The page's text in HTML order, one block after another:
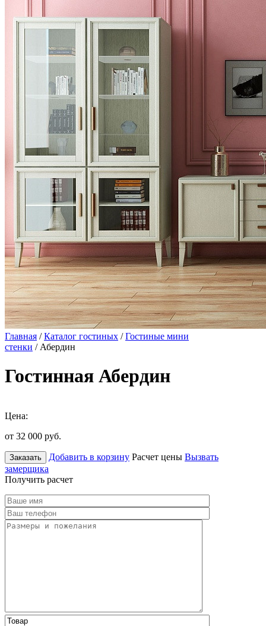
Главная /Каталог гостиных /Гостиные мини
стенки / Абердин
Гостинная Абердин
Цена:
от 32 000 руб.
Заказать Добавить в корзину Расчет цены Вызвать
замерщика
Получить расчет